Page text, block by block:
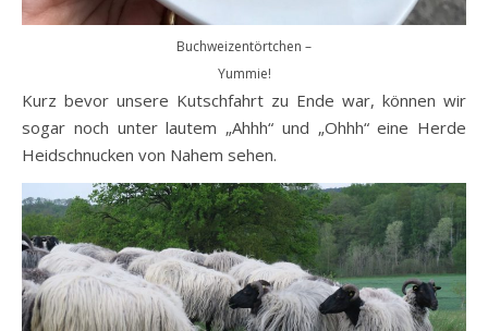
Buchweizentörtchen –
Yummie!
Kurz bevor unsere Kutschfahrt zu Ende war, können wir
sogar noch unter lautem „Ahhh“ und „Ohhh“ eine Herde
Heidschnucken von Nahem sehen.